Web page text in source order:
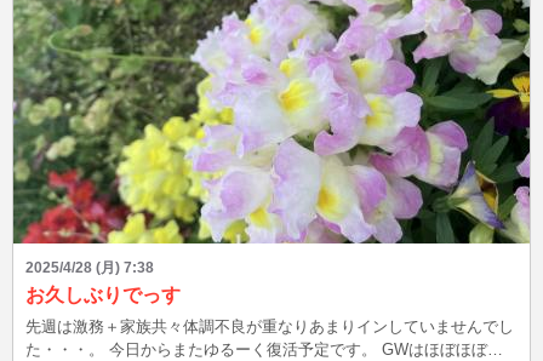
2025/4/28 (月) 7:38
お久しぶりでっす
先週は激務＋家族共々体調不良が重なりあまりインしていませんでし
た・・・。 今日からまたゆるーく復活予定です。 GWはほぼほぼカ